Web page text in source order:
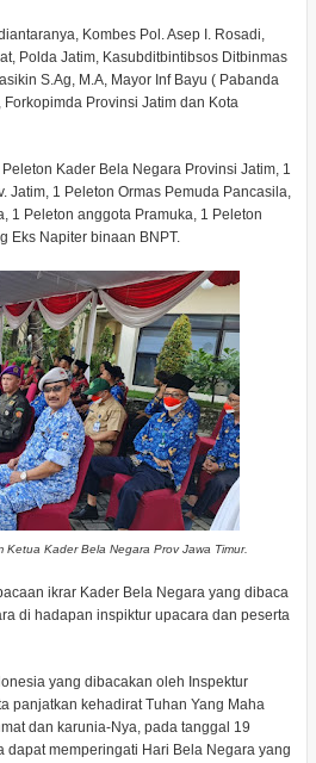
Kombes Pol. Asep I. Rosadi,
Polda Jatim, Kasubditbintibsos Ditbinmas
S.Ag, M.A, Mayor Inf Bayu ( Pabanda
Provinsi Jatim dan Kota
Kader Bela Negara Provinsi Jatim, 1
Jatim, 1 Peleton Ormas Pemuda Pancasila,
1 Peleton anggota Pramuka, 1 Peleton
Eks Napiter binaan BNPT.
Ketua Kader Bela Negara Prov Jawa Timur.
ikrar Kader Bela Negara yang dibaca
di hadapan inspiktur upacara dan peserta
yang dibacakan oleh Inspektur
panjatkan kehadirat Tuhan Yang Maha
dan karunia-Nya, pada tanggal 19
dapat memperingati Hari Bela Negara yang